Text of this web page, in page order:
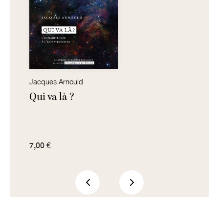
Jacques Arnould
Qui va là ?
7,00 €